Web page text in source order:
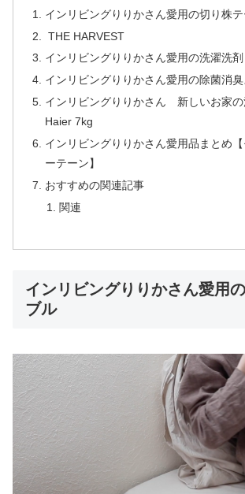
インリビングりりかさん愛用の切り株
THE HARVEST
インリビングりりかさん愛用の洗濯洗
インリビングりりかさん愛用の除菌消
インリビングりりかさん 新しいお家
Haier 7kg
インリビングりりかさん愛用品まとめ
ーテーン】
おすすめの関連記事
関連
インリビングりりかさん愛用
ブル